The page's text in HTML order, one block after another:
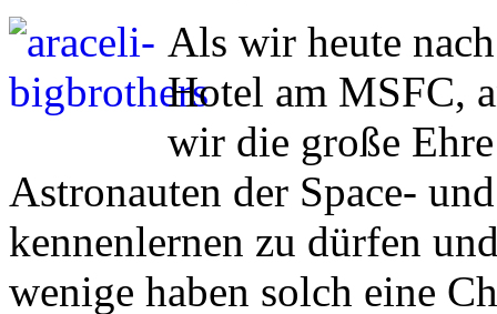
Als wir heute
Hotel am MSFC,
wir die große
Astronauten der Space-
kennenlernen zu dürfen
wenige haben solch eine